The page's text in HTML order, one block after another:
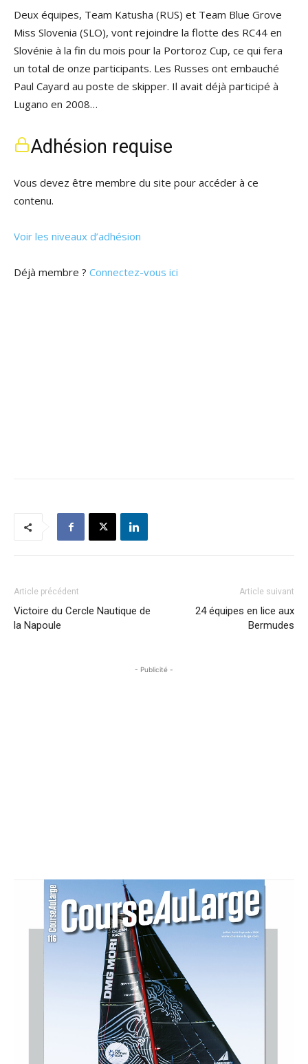
Deux équipes, Team Katusha (RUS) et Team Blue Grove
Miss Slovenia (SLO), vont rejoindre la flotte des RC44 en
Slovénie à la fin du mois pour la Portoroz Cup, ce qui fera
un total de onze participants. Les Russes ont embauché
Paul Cayard au poste de skipper. Il avait déjà participé à
Lugano en 2008…
Adhésion requise
Vous devez être membre du site pour accéder à ce
contenu.
Voir les niveaux d’adhésion
Déjà membre ? Connectez-vous ici
Article précédent
Victoire du Cercle Nautique de
la Napoule
Article suivant
24 équipes en lice aux
Bermudes
- Publicité -